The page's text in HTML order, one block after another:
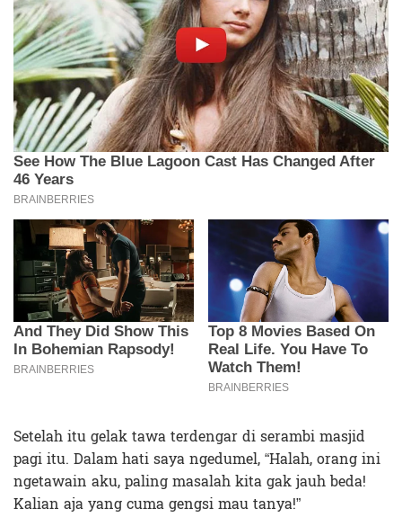
Setelah itu gelak tawa terdengar di serambi masjid
pagi itu. Dalam hati saya ngedumel, “Halah, orang ini
ngetawain aku, paling masalah kita gak jauh beda!
Kalian aja yang cuma gengsi mau tanya!”